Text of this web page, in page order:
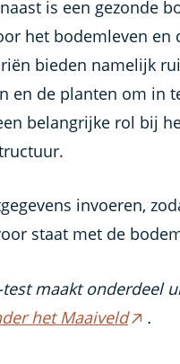
is een gezonde
het bodemleven en
bieden namelijk
en de planten om in
belangrijke rol bij
invoeren,
staat met de
maakt onderdeel
het Maaiveld
.